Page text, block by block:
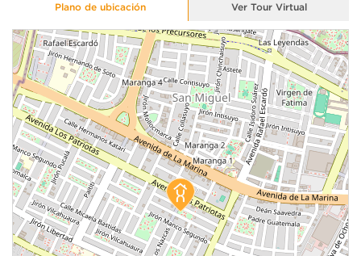
Plano de ubicación Ver Tour Virtual